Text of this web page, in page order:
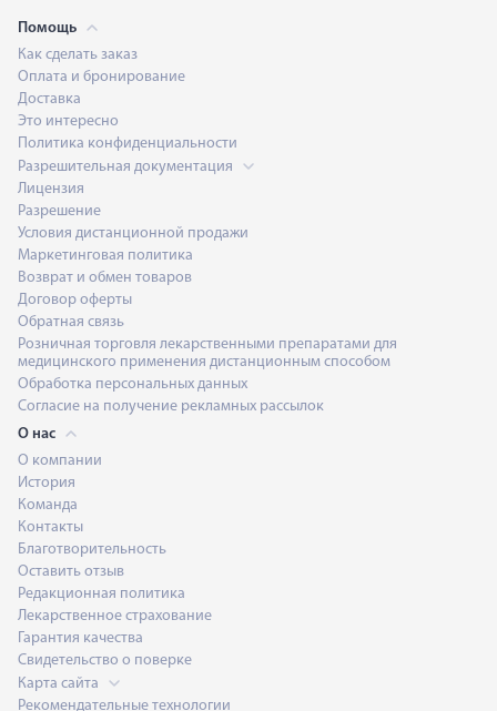
Помощь
Как сделать заказ
Оплата и бронирование
Доставка
Это интересно
Политика конфиденциальности
Разрешительная документация
Лицензия
Разрешение
Условия дистанционной продажи
Маркетинговая политика
Возврат и обмен товаров
Договор оферты
Обратная связь
Розничная торговля лекарственными препаратами для
медицинского применения дистанционным способом
Обработка персональных данных
Согласие на получение рекламных рассылок
О нас
О компании
История
Команда
Контакты
Благотворительность
Оставить отзыв
Редакционная политика
Лекарственное страхование
Гарантия качества
Свидетельство о поверке
Карта сайта
Рекомендательные технологии